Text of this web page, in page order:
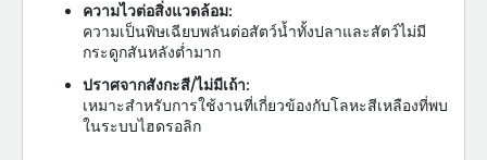
ความไวต่อสิ่งแวดล้อม:
ความเป็นพิษเฉียบพลันต่อสัตว์น้ำทั้งปลาและสัตว์ไม่มี
กระดูกสันหลังต่ำมาก
ปราศจากสังกะสี/ไม่มีเถ้า:
เหมาะสำหรับการใช้งานที่เกี่ยวข้องกับโลหะสีเหลืองที่พบ
ในระบบไฮดรอลิก